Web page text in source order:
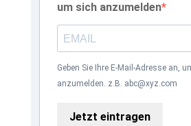
um sich anzumelden
Geben Sie Ihre E-Mail-Adresse an,
anzumelden. z.B. abc@xyz.com
Jetzt eintragen